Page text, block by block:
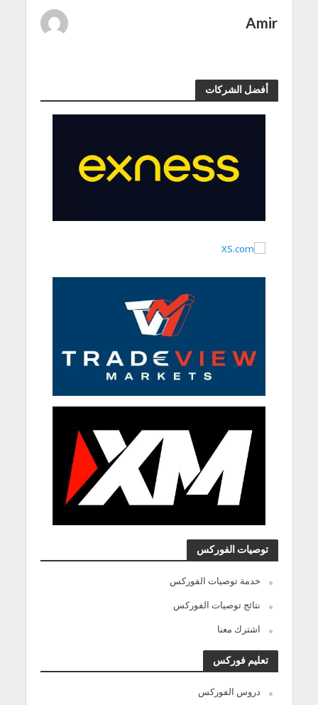
Amir
أفضل الشركات
توصيات الفوركس
خدمة توصيات الفوركس
نتائج توصيات الفوركس
اشترك معنا
تعليم فوركس
دروس الفوركس